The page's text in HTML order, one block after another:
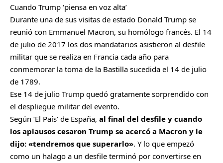
Cuando Trump ‘piensa en voz alta’
Durante una de sus visitas de estado Donald Trump se
reunió con Emmanuel Macron, su homólogo francés. El 14
de julio de 2017 los dos mandatarios asistieron al desfile
militar que se realiza en Francia cada año para
conmemorar la toma de la Bastilla sucedida el 14 de julio
de 1789.
Ese 14 de julio Trump quedó gratamente sorprendido con
el despliegue militar del evento.
Según ‘El País’ de España, al final del desfile y cuando
los aplausos cesaron Trump se acercó a Macron y le
dijo: «tendremos que superarlo». Y lo que empezó
como un halago a un desfile terminó por convertirse en